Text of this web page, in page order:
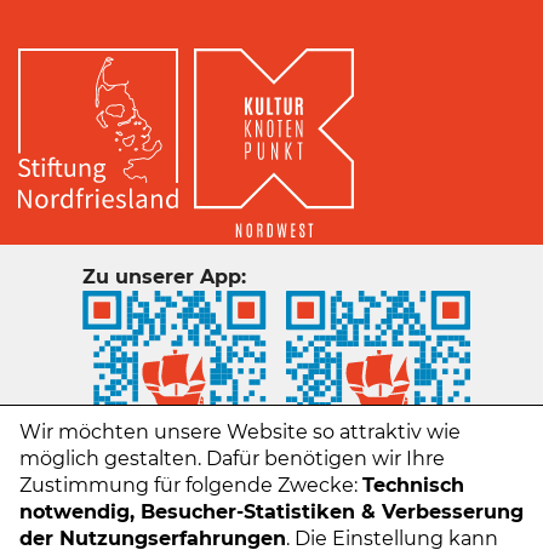
Zu unserer App:
Wir möchten unsere Website so attraktiv wie
möglich gestalten. Dafür benötigen wir Ihre
Zustimmung für folgende Zwecke: Technisch
notwendig, Besucher-Statistiken & Verbesserung
der Nutzungserfahrungen. Die Einstellung kann